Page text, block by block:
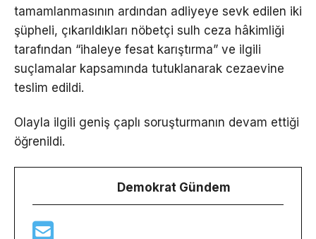
tamamlanmasının ardından adliyeye sevk edilen iki
şüpheli, çıkarıldıkları nöbetçi sulh ceza hâkimliği
tarafından “ihaleye fesat karıştırma” ve ilgili
suçlamalar kapsamında tutuklanarak cezaevine
teslim edildi.
Olayla ilgili geniş çaplı soruşturmanın devam ettiği
öğrenildi.
Demokrat Gündem